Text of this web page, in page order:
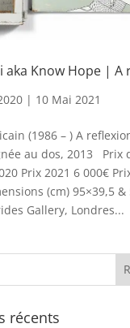
aka Know Hope | A
| 10 Mai 2021
(1986 – ) A
au dos, 2013 Prix
Prix 2021 6 000€
(cm) 95×39,5 &
Gallery, Londres...
récents